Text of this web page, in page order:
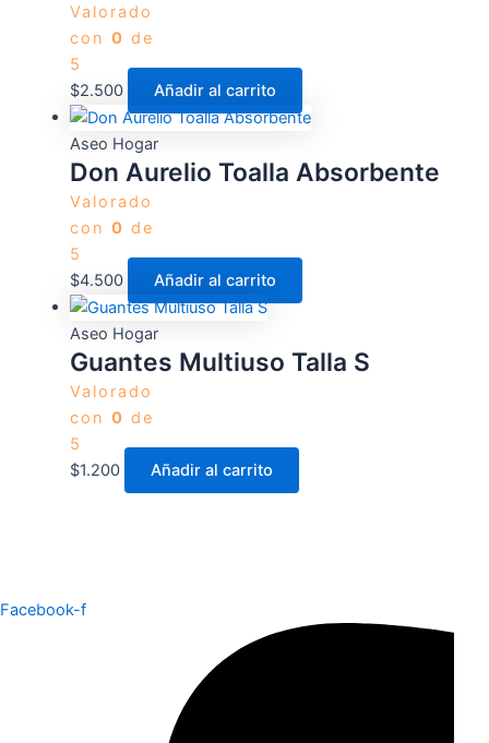
Valorado
con 0 de
5
$2.500 Añadir al carrito
Aseo Hogar
Don Aurelio Toalla Absorbente
Valorado
con 0 de
5
$4.500 Añadir al carrito
Aseo Hogar
Guantes Multiuso Talla S
Valorado
con 0 de
5
$1.200 Añadir al carrito
Facebook-f